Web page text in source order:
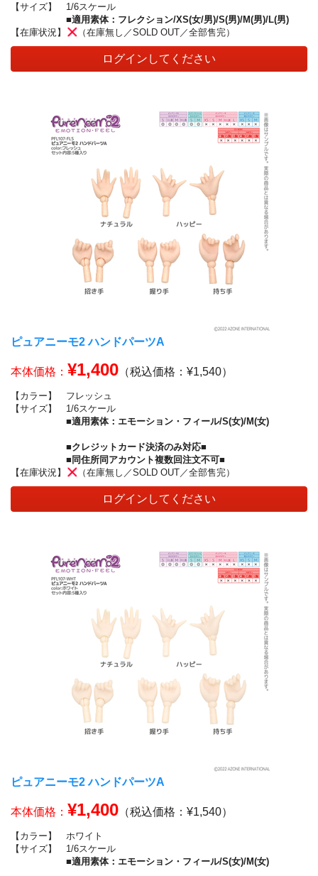
【サイズ】
1/6スケール
■適用素体：フレクション/XS(女/男)/S(男)/M(男)/L(男)
【在庫状況】
（在庫無し／SOLD OUT／全部售完）
ログインしてください
ピュアニーモ2 ハンドパーツA
本体価格： ¥1,400 （税込価格：¥1,540）
【カラー】
フレッシュ
【サイズ】
1/6スケール
■適用素体：エモーション・フィール/S(女)/M(女)
■クレジットカード決済のみ対応■
■同住所同アカウント複数回注文不可■
【在庫状況】
（在庫無し／SOLD OUT／全部售完）
ログインしてください
ピュアニーモ2 ハンドパーツA
本体価格： ¥1,400 （税込価格：¥1,540）
【カラー】
ホワイト
【サイズ】
1/6スケール
■適用素体：エモーション・フィール/S(女)/M(女)